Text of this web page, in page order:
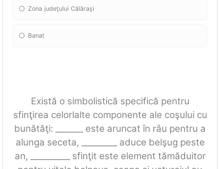
Zona judeţului Călăraşi
Banat
Există o simbolistică specifică pentru
sfinţirea celorlalte componente ale coşului cu
bunătăţi: _______ este aruncat în râu pentru a
alunga seceta, _________ aduce belşug peste
an, __________ sfinţit este element tămăduitor